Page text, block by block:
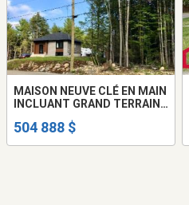
MAISON NEUVE CLÉ EN MAIN
INCLUANT GRAND TERRAIN
LOCATIFS (BACHELOR EN
504 888 $